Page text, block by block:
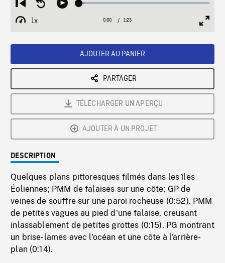
Restart
from
beginning
Seek
Play Loaded:
1x
Playback
Current
0:00 / Duration
1:23
AJOUTER AU PANIER
PARTAGER
TÉLÉCHARGER UN APERÇU
AJOUTER À UN PROJET
DESCRIPTION
Quelques plans pittoresques filmés dans les îles
Éoliennes; PMM de falaises sur une côte; GP de
veines de souffre sur une paroi rocheuse (0:52). PMM
de petites vagues au pied d'une falaise, creusant
inlassablement de petites grottes (0:15). PG montrant
un brise-lames avec l'océan et une côte à l'arrière-
plan (0:14).